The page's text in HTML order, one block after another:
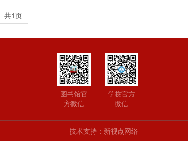
共1页
图书馆官
方微信
学校官方
微信
技术支持：新视点网络